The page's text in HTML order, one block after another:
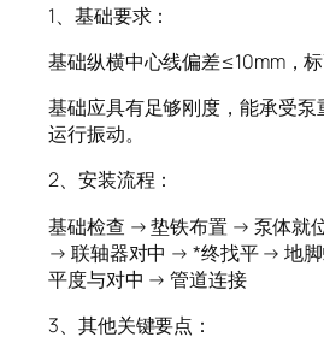
1、基础要求：
基础纵横中心线偏差≤10mm，
基础应具有足够刚度，能承受泵
运行振动。
2、安装流程：
基础检查 → 垫铁布置 → 泵体就
→ 联轴器对中 → *终找平 → 地
平度与对中 → 管道连接
3、其他关键要点：